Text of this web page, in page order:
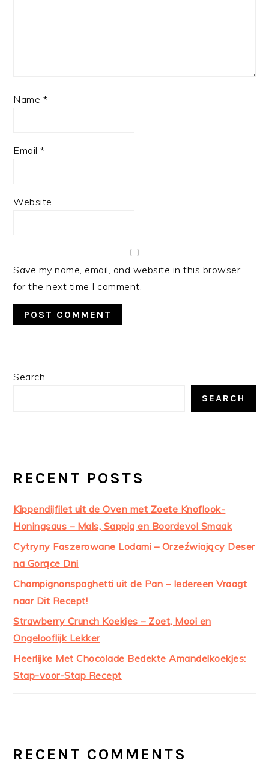
Name *
Email*
Website
Save my name, email, and website in this browser
for the next time I comment.
PRIMARY
Search
SEARCH
RECENT POSTS
Kippendijfilet uit de Oven met Zoete Knoflook-
Honingsaus – Mals, Sappig en Boordevol Smaak
Cytryny Faszerowane Lodami – Orzeźwiający Deser
na Gorące Dni
Champignonspaghetti uit de Pan – Iedereen Vraagt
naar Dit Recept!
Strawberry Crunch Koekjes – Zoet, Mooi en
Ongelooflijk Lekker
Heerlijke Met Chocolade Bedekte Amandelkoekjes:
Stap-voor-Stap Recept
RECENT COMMENTS